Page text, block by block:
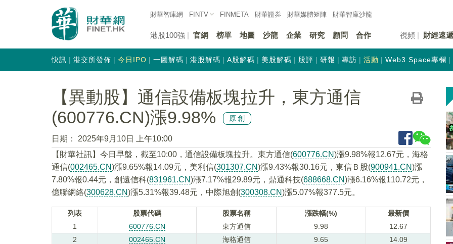
財華智庫網 FINTV FINMETA 財華證券 財華媒體矩陣 財華智庫沙龍
港股100強 官網 榜單 地圖 沙龍 企業 研究 顧問 合作 視頻 財經速遞
快訊 港交所發佈 今日IPO 一圖解碼 港股解碼 A股解碼 美股解碼 股評 研報 專訪 活動 Web3 Space專欄
【異動股】通信設備板塊拉升，東方通信
(600776.CN)漲9.98%
原創
日期：
2025年9月10日 上午10:00
【財華社訊】今日早盤，截至10:00，通信設備板塊拉升。東方通信(600776.CN)漲9.98%報12.67元，海格
通信(002465.CN)漲9.65%報14.09元，美利信(301307.CN)漲9.43%報30.16元，東信Ｂ股(900941.CN)漲
7.80%報0.44元，創遠信科(831961.CN)漲7.17%報29.89元，鼎通科技(688668.CN)漲6.16%報110.72元，
億聯網絡(300628.CN)漲5.31%報39.48元，中際旭創(300308.CN)漲5.07%報377.5元。
列表 股票代碼 股票名稱 漲跌幅(%)
最新價
1
600776.CN 東方通信 9.98
12.67
2
002465.CN 海格通信 9.65
14.09